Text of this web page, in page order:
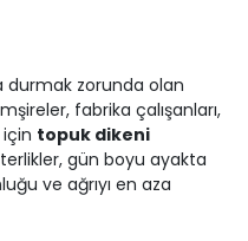
durmak zorunda olan
fabrika çalışanları,
için topuk dikeni
gün boyu ayakta
ve ağrıyı en aza